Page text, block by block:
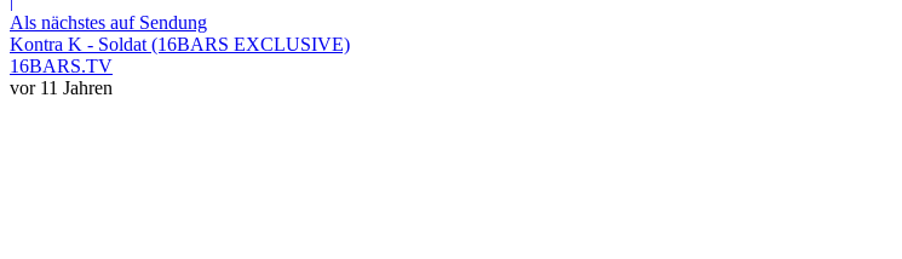
Als nächstes auf Sendung
Kontra K - Soldat (16BARS EXCLUSIVE)
16BARS.TV
vor 11 Jahren